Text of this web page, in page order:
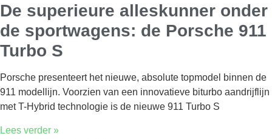
De superieure alleskunner onder
de sportwagens: de Porsche 911
Turbo S
Porsche presenteert het nieuwe, absolute topmodel binnen de
911 modellijn. Voorzien van een innovatieve biturbo aandrijflijn
met T-Hybrid technologie is de nieuwe 911 Turbo S
Lees verder »